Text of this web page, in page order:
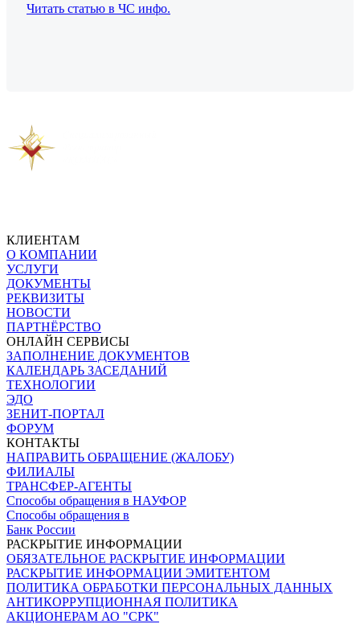
Читать статью в ЧС инфо.
КЛИЕНТАМ
О КОМПАНИИ
УСЛУГИ
ДОКУМЕНТЫ
РЕКВИЗИТЫ
НОВОСТИ
ПАРТНЁРСТВО
ОНЛАЙН СЕРВИСЫ
ЗАПОЛНЕНИЕ ДОКУМЕНТОВ
КАЛЕНДАРЬ ЗАСЕДАНИЙ
ТЕХНОЛОГИИ
ЭДО
ЗЕНИТ-ПОРТАЛ
ФОРУМ
КОНТАКТЫ
НАПРАВИТЬ ОБРАЩЕНИЕ (ЖАЛОБУ)
ФИЛИАЛЫ
ТРАНСФЕР-АГЕНТЫ
Способы обращения в НАУФОР
Способы обращения в
Банк России
РАСКРЫТИЕ ИНФОРМАЦИИ
ОБЯЗАТЕЛЬНОЕ РАСКРЫТИЕ ИНФОРМАЦИИ
РАСКРЫТИЕ ИНФОРМАЦИИ ЭМИТЕНТОМ
ПОЛИТИКА ОБРАБОТКИ ПЕРСОНАЛЬНЫХ ДАННЫХ
АНТИКОРРУПЦИОННАЯ ПОЛИТИКА
АКЦИОНЕРАМ АО "СРК"